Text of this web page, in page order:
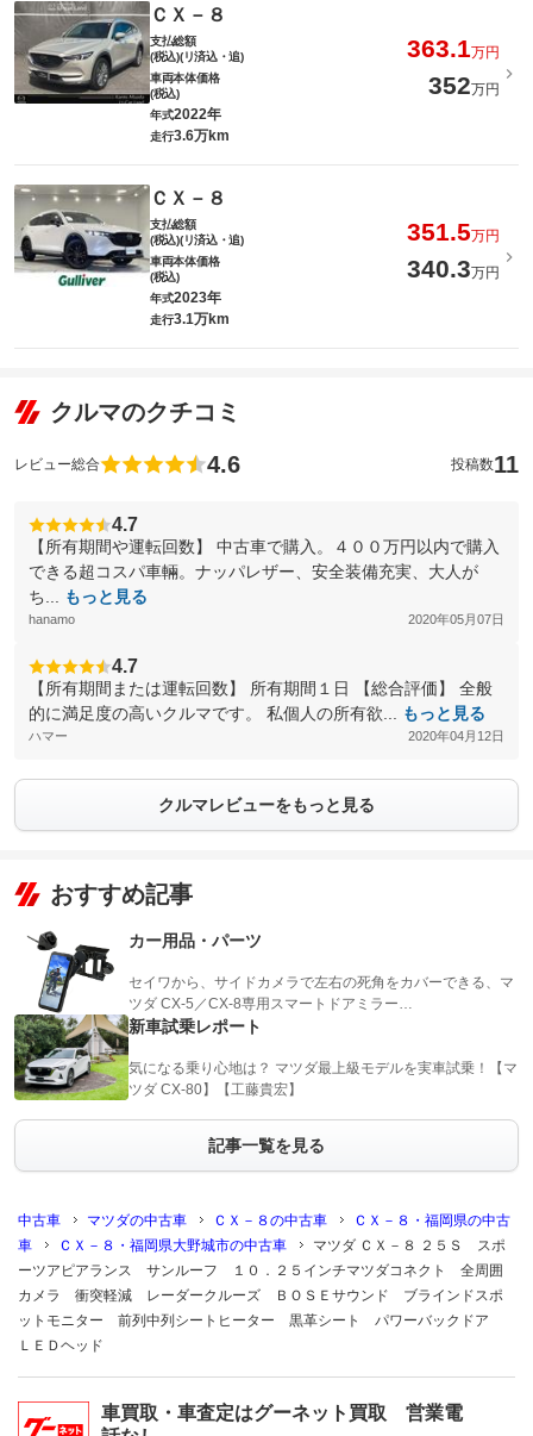
ＣＸ－８
支払総額
(税込)(リ済込・追)
363.1万円
車両本体価格
(税込)
352万円
年式2022年
走行3.6万km
ＣＸ－８
支払総額
(税込)(リ済込・追)
351.5万円
車両本体価格
(税込)
340.3万円
年式2023年
走行3.1万km
クルマのクチコミ
レビュー総合 4.6 投稿数11
4.7
【所有期間や運転回数】 中古車で購入。４００万円以内で購入
できる超コスパ車輛。ナッパレザー、安全装備充実、大人が
ち...
もっと見る
hanamo 2020年05月07日
4.7
【所有期間または運転回数】 所有期間１日 【総合評価】 全般
的に満足度の高いクルマです。 私個人の所有欲...
もっと見る
ハマー 2020年04月12日
クルマレビューをもっと見る
おすすめ記事
カー用品・パーツ
セイワから、サイドカメラで左右の死角をカバーできる、マ
ツダ CX-5／CX-8専用スマートドアミラー…
新車試乗レポート
気になる乗り心地は？ マツダ最上級モデルを実車試乗！【マ
ツダ CX-80】【工藤貴宏】
記事一覧を見る
中古車 マツダの中古車 ＣＸ－８の中古車
ＣＸ－８・福岡県の中古
車
ＣＸ－８・福岡県大野城市の中古車
マツダ ＣＸ－８ ２５Ｓ スポ
ーツアピアランス サンルーフ １０．２５インチマツダコネクト 全周囲
カメラ 衝突軽減 レーダークルーズ ＢＯＳＥサウンド ブラインドスポ
ットモニター 前列中列シートヒーター 黒革シート パワーバックドア
ＬＥＤヘッド
車買取・車査定はグーネット買取 営業電